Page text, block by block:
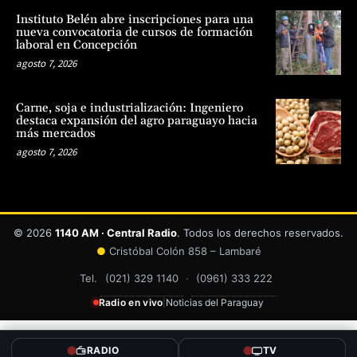
Instituto Belén abre inscripciones para una
nueva convocatoria de cursos de formación
laboral en Concepción
agosto 7, 2026
Carne, soja e industrialización: Ingeniero
destaca expansión del agro paraguayo hacia
más mercados
agosto 7, 2026
RADIO TV
© 2026 1140 AM · Central Radio. Todos los derechos reservados.
● Cristóbal Colón 858 – Lambaré
Tel. (021) 329 1140 · (0961) 333 222
Radio en vivo Noticias del Paraguay